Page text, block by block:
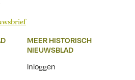
MEER HISTORISCH
NIEUWSBLAD
Inloggen